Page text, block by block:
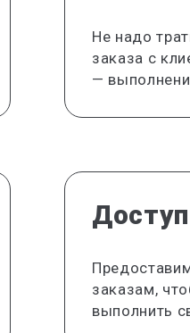
Не надо
заказа с
—
заказам,
выполнить